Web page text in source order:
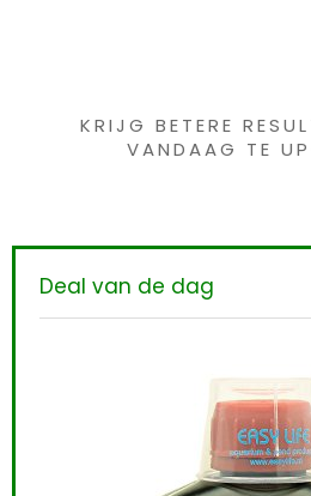
KRIJG BETERE
VANDAAG TE
Deal van de dag